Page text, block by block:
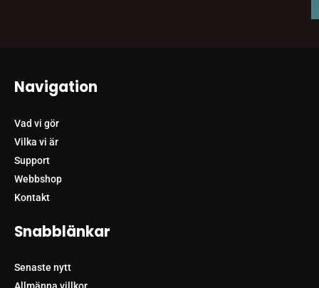
Navigation
Vad vi gör
Vilka vi är
Support
Webbshop
Kontakt
Snabblänkar
Senaste nytt